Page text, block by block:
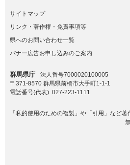
サイトマップ
リンク・著作権・免責事項等
県へのお問い合わせ一覧
バナー広告お申し込みのご案内
群馬県庁
法人番号7000020100005
〒371-8570 群馬県前橋市大手町1-1-1
電話番号(代表): 027-223-1111
「私的使用のための複製」や「引用」など